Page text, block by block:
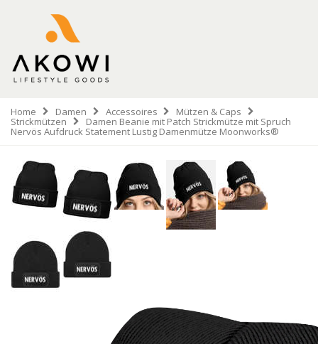
Home Damen Accessoires Mützen & Caps
Strickmützen Damen Beanie mit Patch Strickmütze mit Spruch
Nervös Aufdruck Statement Lustig Damenmütze Moonworks®